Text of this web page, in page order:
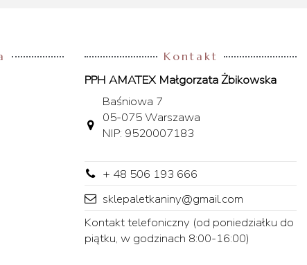
Kontakt
PPH AMATEX Małgorzata Żbikowska
Baśniowa 7
05-075 Warszawa
NIP: 9520007183
+ 48 506 193 666
sklepaletkaniny@gmail.com
Kontakt telefoniczny (od poniedziałku do
piątku, w godzinach 8:00-16:00)